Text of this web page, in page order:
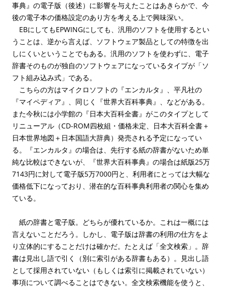
事典』の電子版（後述）に影響を与えたことはあきらかで、今
後の電子本の価格設定のあり方を考える上で興味深い。
EBにしてもEPWINGにしても、汎用のソフトを使用するとい
うことは、逆から言えば、ソフトウェア製品としての特徴を出
しにくいということでもある。汎用のソフトを使わずに、電子
辞書そのものが独自のソフトウェアになっているタイプが「ソ
フト組み込み式」である。
こちらの方はマイクロソフトの『エンカルタ』、平凡社の
『マイペディア』、同じく『世界大百科事典』、などがある。
また今秋には小学館の『日本大百科全書』がこのタイプとして
リニューアル（CD-ROM四枚組・価格未定、日本大百科全書＋
日本世界地図＋日本国語大辞典）発売される予定になってい
る。『エンカルタ』の場合は、先行する紙の辞書がないため単
純な比較はできないが、『世界大百科事典』の場合は紙版25万
7143円に対して電子版5万7000円と、利用者にとっては大幅な
価格低下になっており、潜在的な百科事典利用者の関心を集め
ている。
紙の辞書と電子版。どちらが優れているか。これは一概には
言えないことだろう。しかし、電子版は辞書の利用の仕方をよ
り立体的にすることだけは確かだ。たとえば「全文検索」。辞
書は見出し語で引く（別に索引がある辞書もある）。見出し語
として採用されていない（もしくは索引に掲載されていない）
事項について調べることはできない。全文検索機能を使うと、